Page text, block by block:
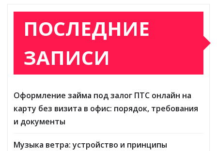
ПОСЛЕДНИЕ
ЗАПИСИ
Оформление займа под залог ПТС онлайн на
карту без визита в офис: порядок, требования
и документы
Музыка ветра: устройство и принципы